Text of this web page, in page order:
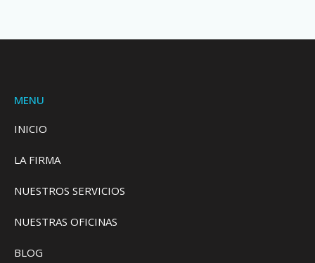
MENU
INICIO
LA FIRMA
NUESTROS SERVICIOS
NUESTRAS OFICINAS
BLOG